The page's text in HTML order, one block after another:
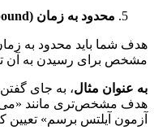
محدود به زمان (bound
شما باید محدود به زمان
برای رسیدن به آن تعیین
مثال ، به جای گفتن
آیلتس برسم» تعیین کنید.